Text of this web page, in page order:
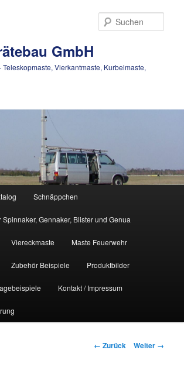
GmbH
Teleskopmaste, Vierkantmaste, Kurbelmaste,
Schnäppchen
Gennaker, Blister und Genua
Viereckmaste Maste Feuerwehr
Zubehör Beispiele Produktbilder
Kontakt / Impressum
Bilder-
← Zurück Weiter →